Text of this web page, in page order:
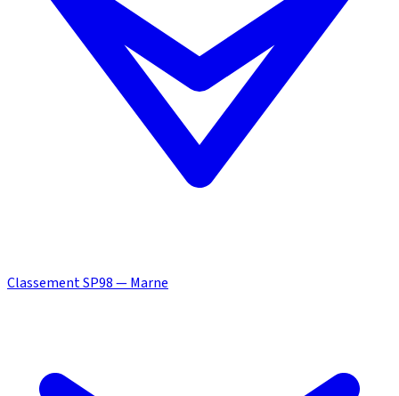
Classement SP98 — Marne